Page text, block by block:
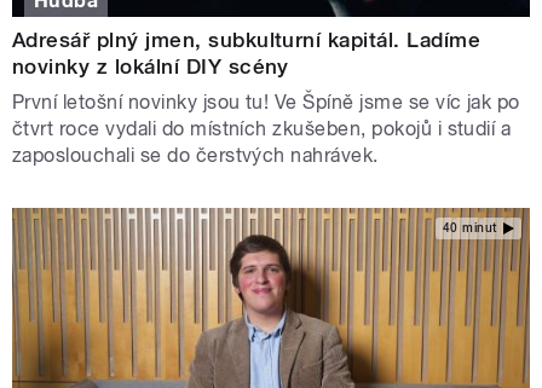
Adresář plný jmen, subkulturní kapitál. Ladíme
novinky z lokální DIY scény
První letošní novinky jsou tu! Ve Špíně jsme se víc jak po
čtvrt roce vydali do místních zkušeben, pokojů i studií a
zaposlouchali se do čerstvých nahrávek.
40 minut